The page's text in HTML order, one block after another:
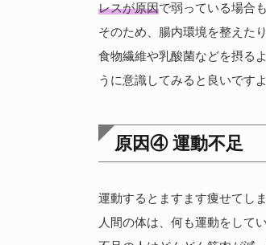
レスが原因で弱っている場合
そのため、腸内環境を整えた
食物繊維や乳酸菌などを摂る
うに意識してみると良いですよ
原因④ 運動不足
運動するとますます痩せてし
人間の体は、何も運動をして